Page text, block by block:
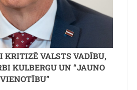
KRITIZĒ VALSTS VADĪBU,
KULBERGU UN “JAUNO
VIENOTĪBU”